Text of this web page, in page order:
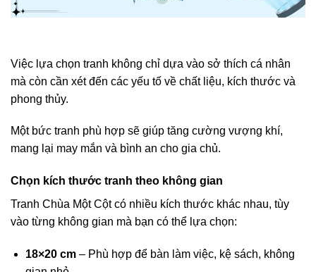
Việc lựa chọn tranh không chỉ dựa vào sở thích cá nhân
mà còn cần xét đến các yếu tố về chất liệu, kích thước và
phong thủy.
Một bức tranh phù hợp sẽ giúp tăng cường vượng khí,
mang lại may mắn và bình an cho gia chủ.
Chọn kích thước tranh theo không gian
Tranh Chùa Một Cột có nhiều kích thước khác nhau, tùy
vào từng không gian mà bạn có thể lựa chọn:
18×20 cm– Phù hợp để bàn làm việc, kệ sách, không